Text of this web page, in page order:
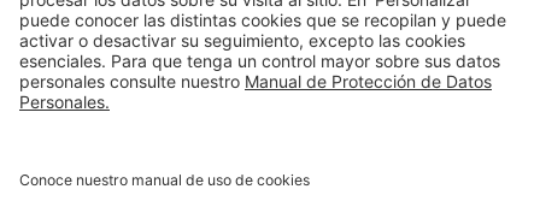
Síguenos
LinkedIn
Instagram
Facebook
TikTok